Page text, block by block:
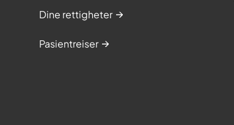
Dine rettigheter
Pasientreiser